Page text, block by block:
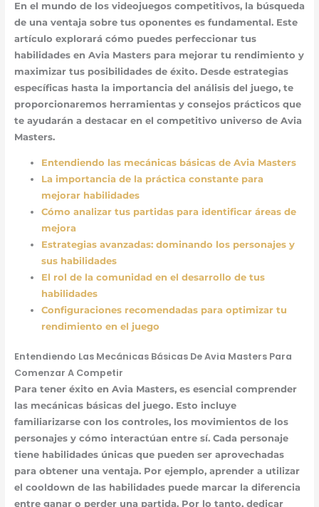
En el mundo de los videojuegos competitivos, la búsqueda
de una ventaja sobre tus oponentes es fundamental. Este
artículo explorará cómo puedes perfeccionar tus
habilidades en Avia Masters para mejorar tu rendimiento y
maximizar tus posibilidades de éxito. Desde estrategias
específicas hasta la importancia del análisis del juego, te
proporcionaremos herramientas y consejos prácticos que
te ayudarán a destacar en el competitivo universo de Avia
Masters.
Entendiendo las mecánicas básicas de Avia Masters
La importancia de la práctica constante para
mejorar habilidades
Cómo analizar tus partidas para identificar áreas de
mejora
Estrategias avanzadas: dominando los personajes y
sus habilidades
El rol de la comunidad en el desarrollo de tus
habilidades
Configuraciones recomendadas para optimizar tu
rendimiento en el juego
Entendiendo Las Mecánicas Básicas De Avia Masters Para
Comenzar A Competir
Para tener éxito en Avia Masters, es esencial comprender
las mecánicas básicas del juego. Esto incluye
familiarizarse con los controles, los movimientos de los
personajes y cómo interactúan entre sí. Cada personaje
tiene habilidades únicas que pueden ser aprovechadas
para obtener una ventaja. Por ejemplo, aprender a utilizar
el cooldown de las habilidades puede marcar la diferencia
entre ganar o perder una partida. Por lo tanto, dedicar